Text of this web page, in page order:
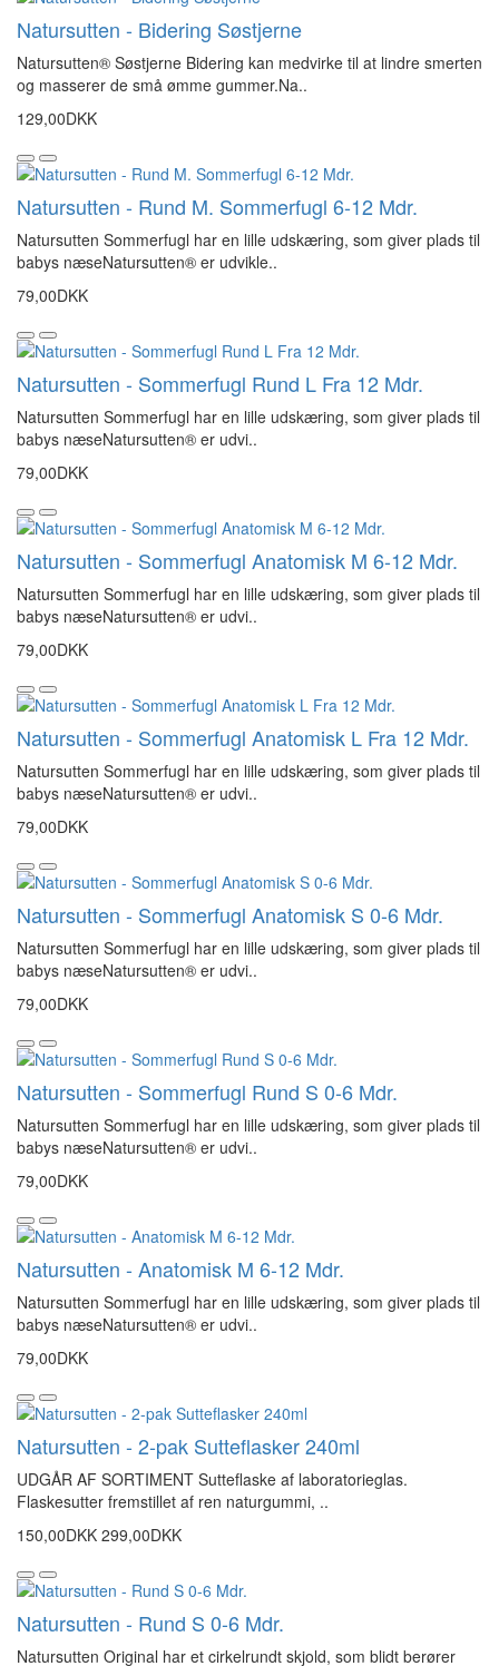
Natursutten - Bidering Søstjerne
Natursutten® Søstjerne Bidering kan medvirke til at lindre smerten
og masserer de små ømme gummer.Na..
129,00DKK
Natursutten - Rund M. Sommerfugl 6-12 Mdr.
Natursutten Sommerfugl har en lille udskæring, som giver plads til
babys næseNatursutten® er udvikle..
79,00DKK
Natursutten - Sommerfugl Rund L Fra 12 Mdr.
Natursutten Sommerfugl har en lille udskæring, som giver plads til
babys næseNatursutten® er udvi..
79,00DKK
Natursutten - Sommerfugl Anatomisk M 6-12 Mdr.
Natursutten Sommerfugl har en lille udskæring, som giver plads til
babys næseNatursutten® er udvi..
79,00DKK
Natursutten - Sommerfugl Anatomisk L Fra 12 Mdr.
Natursutten Sommerfugl har en lille udskæring, som giver plads til
babys næseNatursutten® er udvi..
79,00DKK
Natursutten - Sommerfugl Anatomisk S 0-6 Mdr.
Natursutten Sommerfugl har en lille udskæring, som giver plads til
babys næseNatursutten® er udvi..
79,00DKK
Natursutten - Sommerfugl Rund S 0-6 Mdr.
Natursutten Sommerfugl har en lille udskæring, som giver plads til
babys næseNatursutten® er udvi..
79,00DKK
Natursutten - Anatomisk M 6-12 Mdr.
Natursutten Sommerfugl har en lille udskæring, som giver plads til
babys næseNatursutten® er udvi..
79,00DKK
Natursutten - 2-pak Sutteflasker 240ml
UDGÅR AF SORTIMENT Sutteflaske af laboratorieglas.
Flaskesutter fremstillet af ren naturgummi, ..
150,00DKK 299,00DKK
Natursutten - Rund S 0-6 Mdr.
Natursutten Original har et cirkelrundt skjold, som blidt berører